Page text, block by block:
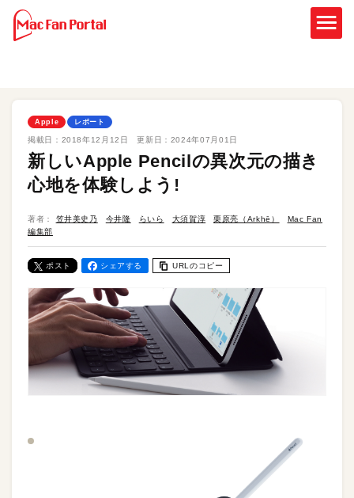
Apple レポート
掲載日： 2018年12月12日 更新日： 2024年07月01日
新しいApple Pencilの異次元の描き
心地を体験しよう!
著者： 笠井美史乃 今井隆 らいら 大須賀淳 栗原亮（Arkhē）
Mac Fan
編集部
ポスト シェアする URLのコピー